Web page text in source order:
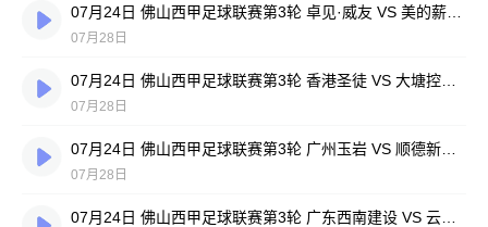
07月28日
07月28日
07月28日